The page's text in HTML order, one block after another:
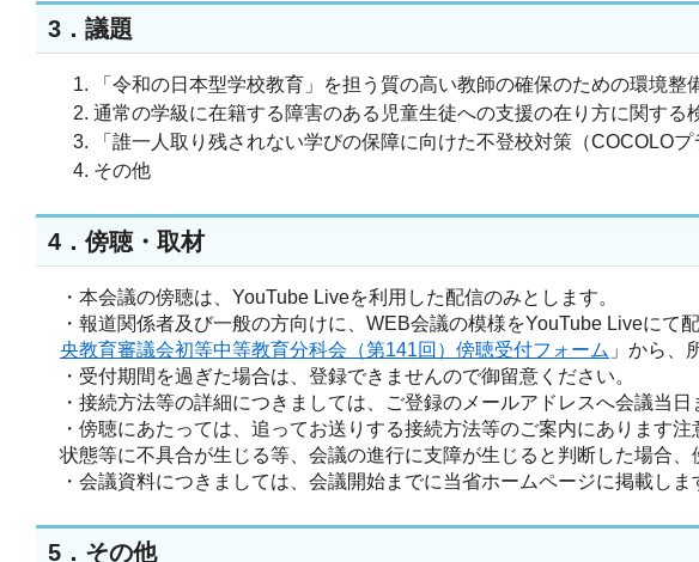
3．議題
「令和の日本型学校教育」を担う質の高い教師の確保のための環境整
通常の学級に在籍する障害のある児童生徒への支援の在り方に関する
「誰一人取り残されない学びの保障に向けた不登校対策（COCOLO
その他
4．傍聴・取材
・本会議の傍聴は、YouTube Liveを利用した配信のみとします。
・報道関係者及び一般の方向けに、WEB会議の模様をYouTube Liveに
央教育審議会初等中等教育分科会（第141回）傍聴受付フォーム 」から、
・受付期間を過ぎた場合は、登録できませんので御留意ください。
・接続方法等の詳細につきましては、ご登録のメールアドレスへ会議当日
・傍聴にあたっては、追ってお送りする接続方法等のご案内にあります
状態等に不具合が生じる等、会議の進行に支障が生じると判断した場合
・会議資料につきましては、会議開始までに当省ホームページに掲載しま
5．その他